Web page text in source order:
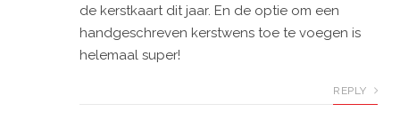
de kerstkaart dit jaar. En de optie om een
handgeschreven kerstwens toe te voegen is
helemaal super!
REPLY